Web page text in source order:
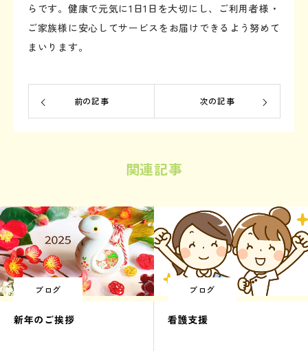
らです。健康で元気に1日1日を大切にし、ご利用者様・
ご家族様に安心してサービスをお届けできるよう努めて
まいります。
前の記事 次の記事
関連記事
ブログ
新年のご挨拶
ブログ
看護支援